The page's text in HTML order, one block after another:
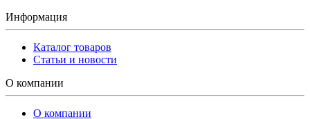
Информация
Каталог товаров
Статьи и новости
О компании
О компании